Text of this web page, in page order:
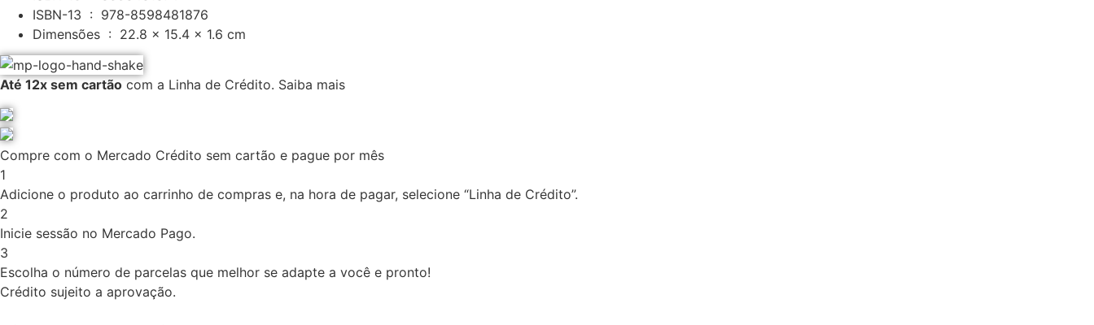
ISBN-13 ‏ : ‎ 978-8598481876
Dimensões ‏ : ‎ 22.8 x 15.4 x 1.6 cm
Até 12x sem cartão com a Linha de Crédito. Saiba mais
Compre com o Mercado Crédito sem cartão e pague por mês
1
Adicione o produto ao carrinho de compras e, na hora de pagar, selecione “Linha de Crédito”.
2
Inicie sessão no Mercado Pago.
3
Escolha o número de parcelas que melhor se adapte a você e pronto!
Crédito sujeito a aprovação.